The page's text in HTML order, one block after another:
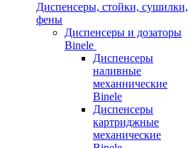
Диспенсеры, стойки, сушилки,
фены
Диспенсеры и дозаторы
Binele
Диспенсеры
наливные
механнические
Binele
Диспенсеры
картриджные
механические